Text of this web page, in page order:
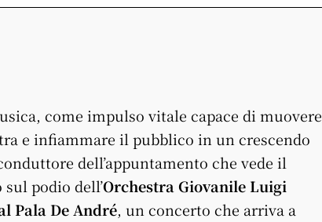
come impulso vitale capace di muovere
e infiammare il pubblico in un crescendo
dell’appuntamento che vede il
podio dell’Orchestra Giovanile Luigi
Pala De André, un concerto che arriva a